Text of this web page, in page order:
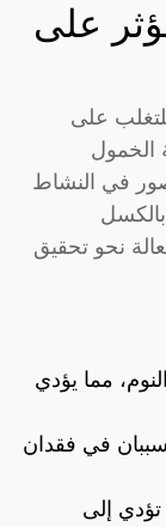
على
على
الخمول
في النشاط
نحو تحقيق
مما يؤدي
في فقدان
تؤدي إلى